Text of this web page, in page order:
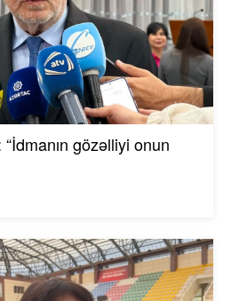
gözəlliyi onun